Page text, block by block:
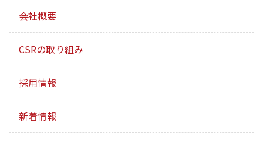
会社概要
CSRの取り組み
採用情報
新着情報